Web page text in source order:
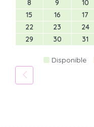
8 9 10
15
16 17
22
23 24
29
30 31
Disponible